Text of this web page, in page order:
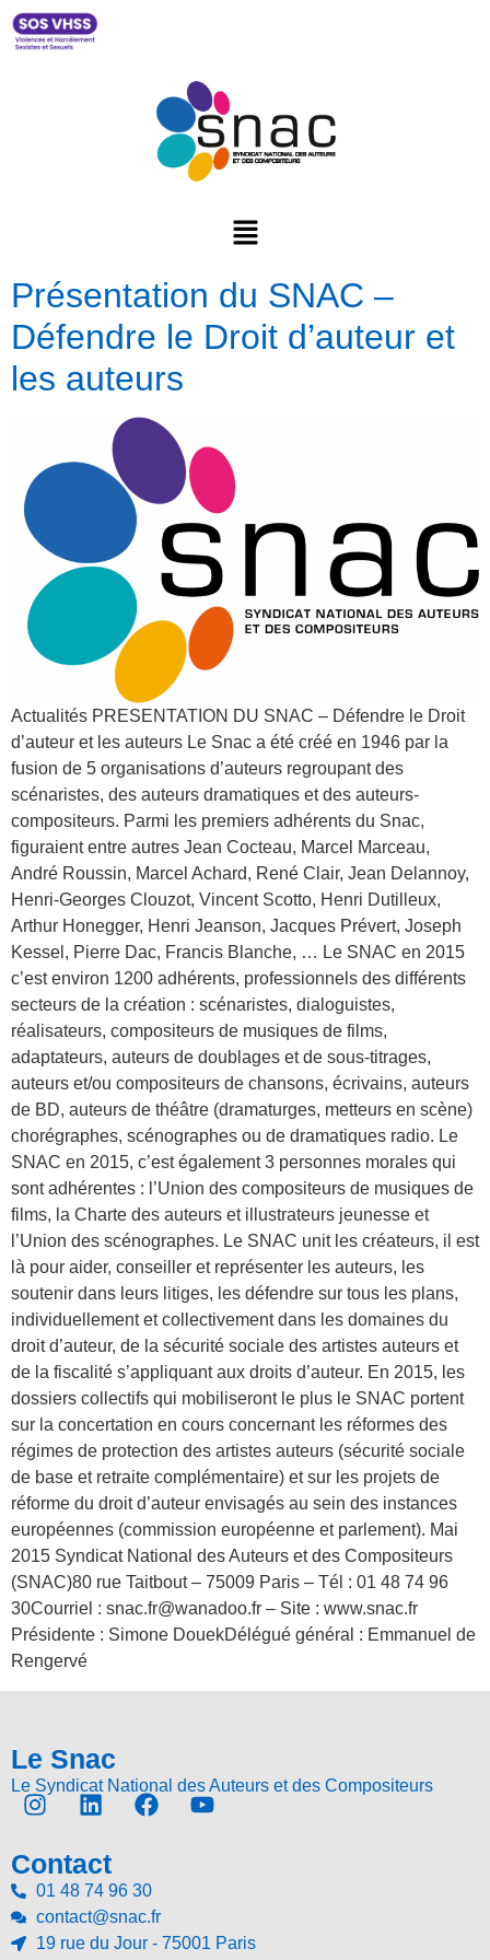
Présentation du SNAC –
Défendre le Droit d’auteur et
les auteurs
Actualités PRESENTATION DU SNAC – Défendre le Droit
d’auteur et les auteurs Le Snac a été créé en 1946 par la
fusion de 5 organisations d’auteurs regroupant des
scénaristes, des auteurs dramatiques et des auteurs-
compositeurs. Parmi les premiers adhérents du Snac,
figuraient entre autres Jean Cocteau, Marcel Marceau,
André Roussin, Marcel Achard, René Clair, Jean Delannoy,
Henri-Georges Clouzot, Vincent Scotto, Henri Dutilleux,
Arthur Honegger, Henri Jeanson, Jacques Prévert, Joseph
Kessel, Pierre Dac, Francis Blanche, … Le SNAC en 2015
c’est environ 1200 adhérents, professionnels des différents
secteurs de la création : scénaristes, dialoguistes,
réalisateurs, compositeurs de musiques de films,
adaptateurs, auteurs de doublages et de sous-titrages,
auteurs et/ou compositeurs de chansons, écrivains, auteurs
de BD, auteurs de théâtre (dramaturges, metteurs en scène)
chorégraphes, scénographes ou de dramatiques radio. Le
SNAC en 2015, c’est également 3 personnes morales qui
sont adhérentes : l’Union des compositeurs de musiques de
films, la Charte des auteurs et illustrateurs jeunesse et
l’Union des scénographes. Le SNAC unit les créateurs, il est
là pour aider, conseiller et représenter les auteurs, les
soutenir dans leurs litiges, les défendre sur tous les plans,
individuellement et collectivement dans les domaines du
droit d’auteur, de la sécurité sociale des artistes auteurs et
de la fiscalité s’appliquant aux droits d’auteur. En 2015, les
dossiers collectifs qui mobiliseront le plus le SNAC portent
sur la concertation en cours concernant les réformes des
régimes de protection des artistes auteurs (sécurité sociale
de base et retraite complémentaire) et sur les projets de
réforme du droit d’auteur envisagés au sein des instances
européennes (commission européenne et parlement). Mai
2015 Syndicat National des Auteurs et des Compositeurs
(SNAC)80 rue Taitbout – 75009 Paris – Tél : 01 48 74 96
30Courriel : snac.fr@wanadoo.fr – Site : www.snac.fr
Présidente : Simone DouekDélégué général : Emmanuel de
Rengervé
Le Snac
Le Syndicat National des Auteurs et des Compositeurs
Contact
01 48 74 96 30
contact@snac.fr
19 rue du Jour - 75001 Paris